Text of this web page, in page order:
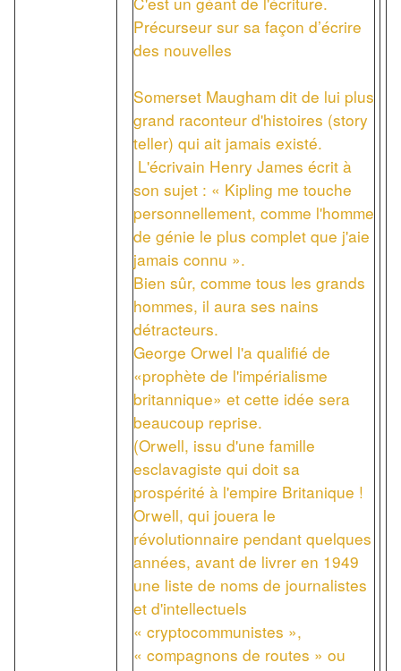
Précurseur sur sa façon d’écrire
des nouvelles
Somerset Maugham dit de lui plus
grand raconteur d'histoires (story
teller) qui ait jamais existé.
L'écrivain Henry James écrit à
son sujet : « Kipling me touche
personnellement, comme l'homme
de génie le plus complet que j'aie
jamais connu ».
Bien sûr, comme tous les grands
hommes, il aura ses nains
détracteurs.
George Orwel l'a qualifié de
«prophète de l'impérialisme
britannique» et cette idée sera
beaucoup reprise.
(Orwell, issu d'une famille
esclavagiste qui doit sa
prospérité à l'empire Britanique !
Orwell, qui jouera le
révolutionnaire pendant quelques
années, avant de livrer en 1949
une liste de noms de journalistes
et d'intellectuels
« cryptocommunistes »,
« compagnons de routes » ou